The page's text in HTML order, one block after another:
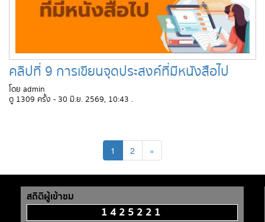
คลิปที่ 9 การเขียนจุดประสงค์ที่มีหนังสือไป
โดย admin
ดู 1309 ครั้ง - 30 มิ.ย. 2569, 10:43 .
1 2 »
สถิติผู้เข้าชม
1425221